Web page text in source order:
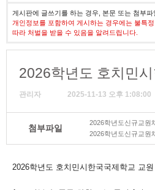
게시판에 글쓰기를 하는 경우, 본문 또는 첨부
개인정보를 포함하여 게시하는 경우에는 불특
따라 처벌을 받을 수 있음을 알려드립니다.
2026학년도 호치민
관리자 2025-11-13 오후 1:08:00
첨부파일
2026학년도신규교원
2026학년도신규교원
2026학년도 호치민시한국국제학교 교